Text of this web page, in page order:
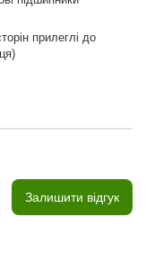
прилеглі до
Залишити відгук